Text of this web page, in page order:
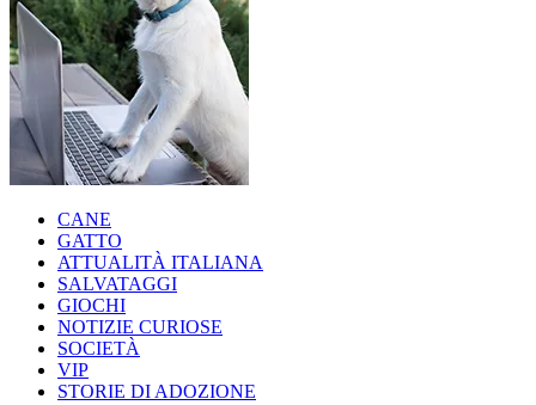
CANE
GATTO
ATTUALITÀ ITALIANA
SALVATAGGI
GIOCHI
NOTIZIE CURIOSE
SOCIETÀ
VIP
STORIE DI ADOZIONE